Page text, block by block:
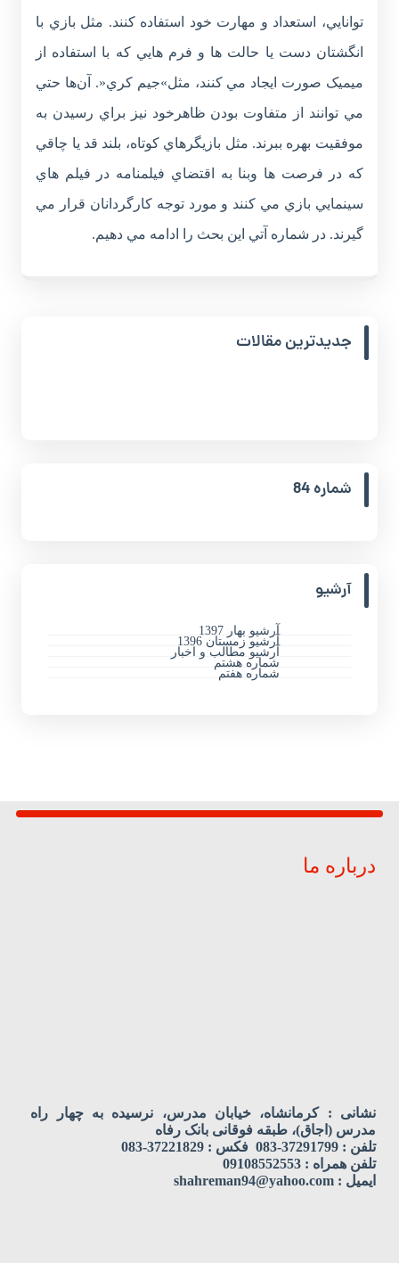
توانايي، استعداد و مهارت خود استفاده کنند. مثل بازي با
انگشتان دست يا حالت ها و فرم هايي که با استفاده از
ميميک صورت ايجاد مي کنند، مثل»جيم کري«. آن‌ها حتي
مي توانند از متفاوت بودن ظاهرخود نيز براي رسيدن به
موفقيت بهره ببرند. مثل بازيگرهاي کوتاه، بلند قد يا چاقي
که در فرصت ها وبنا به اقتضاي فيلمنامه در فيلم هاي
سينمايي بازي مي کنند و مورد توجه کارگردانان قرار مي
گيرند. در شماره آتي اين بحث را ادامه مي دهيم.
جدیدترین مقالات
شماره 84
آرشیو
آرشیو بهار 1397
آرشیو زمستان 1396
آرشیو مطالب و اخبار
شماره هشتم
شماره هفتم
درباره ما
نشانی : کرمانشاه، خیابان مدرس، نرسیده به چهار راه
مدرس (اجاق)، طبقه فوقانی بانک رفاه
تلفن : 37291799-083 فکس : 37221829-083
تلفن همراه : 09108552553
ایمیل : shahreman94@yahoo.com